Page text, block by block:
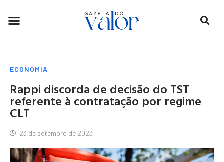
ECONOMIA
Rappi discorda de decisão do TST
referente à contratação por regime
CLT
23 de setembro de 2023